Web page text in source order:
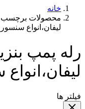
خانه
محصولات برچسب
لیفان،انواع
رله پمپ
فیلتر ها